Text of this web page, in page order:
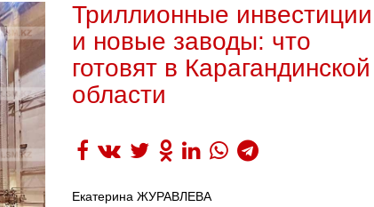
Триллионные инвестиции
и новые заводы: что
готовят в Карагандинской
области
Екатерина ЖУРАВЛЕВА